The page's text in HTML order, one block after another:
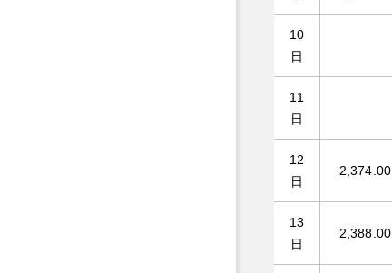
10
日
11
日
12
日
2,374.00
13
日
2,388.00